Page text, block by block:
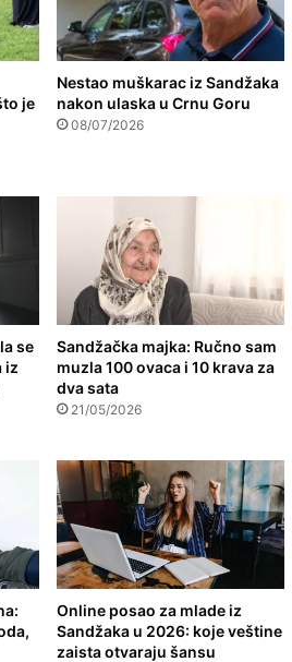
je
Nestao muškarac iz Sandžaka
nakon ulaska u Crnu Goru
08/07/2026
se
iz
Sandžačka majka: Ručno sam
muzla 100 ovaca i 10 krava za
dva sata
21/05/2026
Online posao za mlade iz
Sandžaka u 2026: koje veštine
zaista otvaraju šansu